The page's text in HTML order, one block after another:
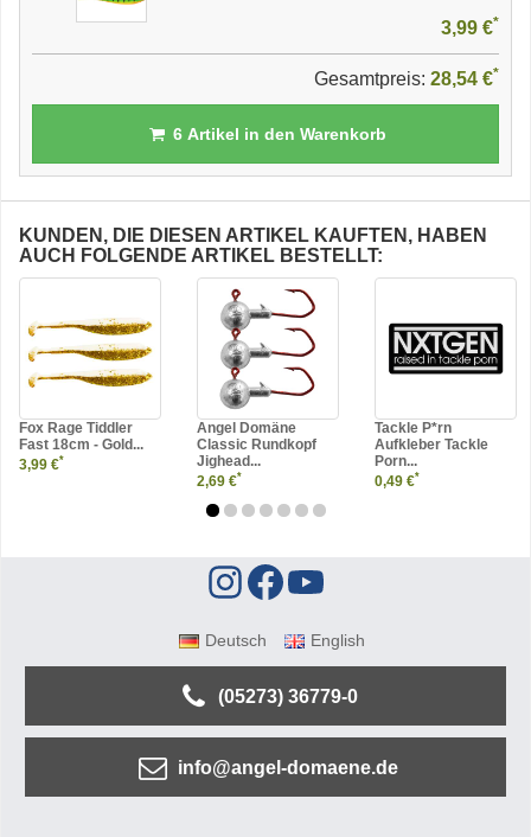
3,99 €*
Gesamtpreis: 28,54 €*
6Artikel in den Warenkorb
KUNDEN, DIE DIESEN ARTIKEL KAUFTEN, HABEN
AUCH FOLGENDE ARTIKEL BESTELLT:
Fox Rage Tiddler
Fast 18cm - Gold...
3,99 €*
Angel Domäne
Classic Rundkopf
Jighead...
2,69 €*
Tackle P*rn
Aufkleber Tackle
Porn...
0,49 €*
Deutsch English
(05273) 36779-0
info@angel-domaene.de